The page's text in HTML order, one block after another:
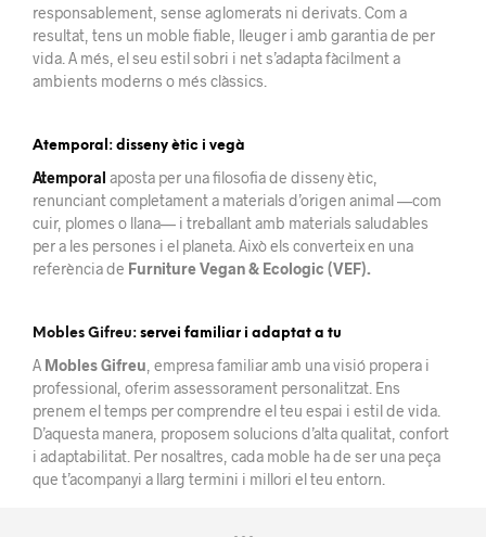
responsablement, sense aglomerats ni derivats. Com a
resultat, tens un moble fiable, lleuger i amb garantia de per
vida A més, el seu estil sobri i net s’adapta fàcilment a
ambients moderns o més clàssics.
Atemporal: disseny ètic i vegà
Atemporal aposta per una filosofia de disseny ètic,
renunciant completament a materials d’origen animal —com
cuir, plomes o llana— i treballant amb materials saludables
per a les persones i el planeta. Això els converteix en una
referència de Furniture Vegan & Ecologic (VEF).
Mobles Gifreu: servei familiar i adaptat a tu
A Mobles Gifreu , empresa familiar amb una visió propera i
professional, oferim assessorament personalitzat. Ens
prenem el temps per comprendre el teu espai i estil de vida.
D’aquesta manera, proposem solucions d’alta qualitat, confort
i adaptabilitat. Per nosaltres, cada moble ha de ser una peça
que t’acompanyi a llarg termini i millori el teu entorn.